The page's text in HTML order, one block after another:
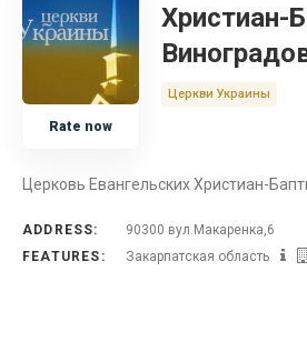
Церковь
Украина
Rate now
Христиан-
Церкви Украины
Церковь Евангельских Христиан-
ADDRESS:
90300 вул.Макаренка,6
FEATURES:
Закарпатская область